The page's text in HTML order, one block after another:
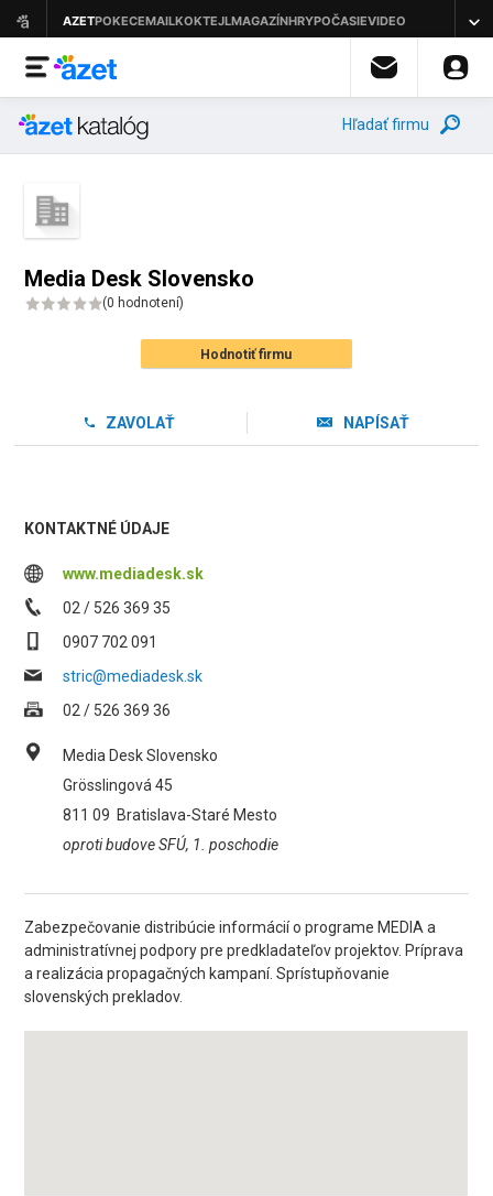
Hľadať firmu
Media Desk Slovensko
(0 hodnotení)
Hodnotiť firmu
ZAVOLAŤ NAPÍSAŤ
KONTAKTNÉ ÚDAJE
www.mediadesk.sk
02 / 526 369 35
0907 702 091
stric@mediadesk.sk
02 / 526 369 36
Media Desk Slovensko
Grösslingová 45
811 09 Bratislava-Staré Mesto
oproti budove SFÚ, 1. poschodie
Zabezpečovanie distribúcie informácií o programe MEDIA a
administratívnej podpory pre predkladateľov projektov. Príprava
a realizácia propagačných kampaní. Sprístupňovanie
slovenských prekladov.